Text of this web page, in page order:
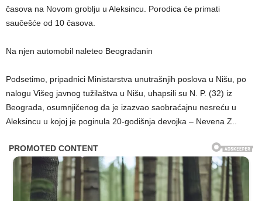
časova na Novom groblju u Aleksincu. Porodica će primati
saučešće od 10 časova.
Na njen automobil naleteo Beograđanin
Podsetimo, pripadnici Ministarstva unutrašnjih poslova u Nišu, po
nalogu Višeg javnog tužilaštva u Nišu, uhapsili su N. P. (32) iz
Beograda, osumnjičenog da je izazvao saobraćajnu nesreću u
Aleksincu u kojoj je poginula 20-godišnja devojka – Nevena Z..